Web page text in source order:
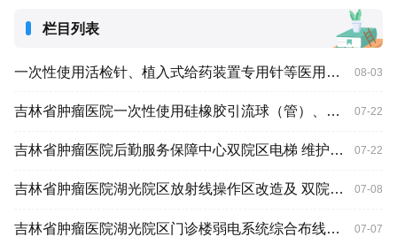
栏目列表
一次性使用活检针、植入式给药装置专用针等医用耗材项目医院磋商公告 08-03
吉林省肿瘤医院一次性使用硅橡胶引流球（管）、手术电极医用耗材项目一标段（二次） 医院磋商公告 07-22
吉林省肿瘤医院后勤服务保障中心双院区电梯 维护保养项目（二次）招标公告（资格后审） 07-22
吉林省肿瘤医院湖光院区放射线操作区改造及 双院区口腔诊室改造项目竞争性磋商公告 07-08
吉林省肿瘤医院湖光院区门诊楼弱电系统综合布线及终端硬件改造项目竞争性磋商公告 07-07